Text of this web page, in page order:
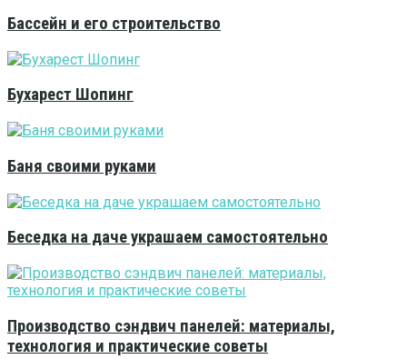
Бассейн и его строительство
Бухарест Шопинг
Баня своими руками
Беседка на даче украшаем самостоятельно
Производство сэндвич панелей: материалы,
технология и практические советы